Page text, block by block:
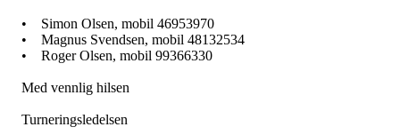
• Simon Olsen, mobil 46953970
• Magnus Svendsen, mobil 48132534
• Roger Olsen, mobil 99366330
Med vennlig hilsen
Turneringsledelsen